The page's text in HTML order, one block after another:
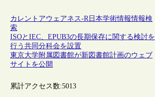
カレントアウェアネス-R日本学術情報情報検
索
ISOとIEC、EPUB3の長期保存に関する検討を
行う共同分科会を設置
東京大学附属図書館が新図書館計画のウェブ
サイトを公開
累計アクセス数:5013